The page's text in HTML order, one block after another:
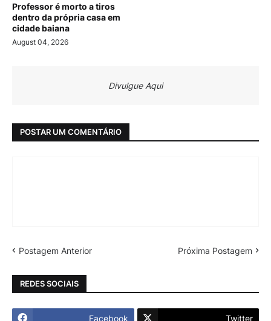
Professor é morto a tiros
dentro da própria casa em
cidade baiana
August 04, 2026
Divulgue Aqui
POSTAR UM COMENTÁRIO
Postagem Anterior Próxima Postagem
REDES SOCIAIS
Facebook Twitter